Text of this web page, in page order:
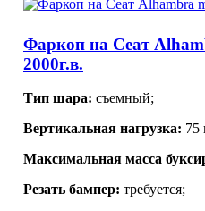
Фаркоп на Сеат
2000г.в.
Тип шара: съемный;
Вертикальная нагрузка: 75
Максимальная масса
Резать бампер: требуется;